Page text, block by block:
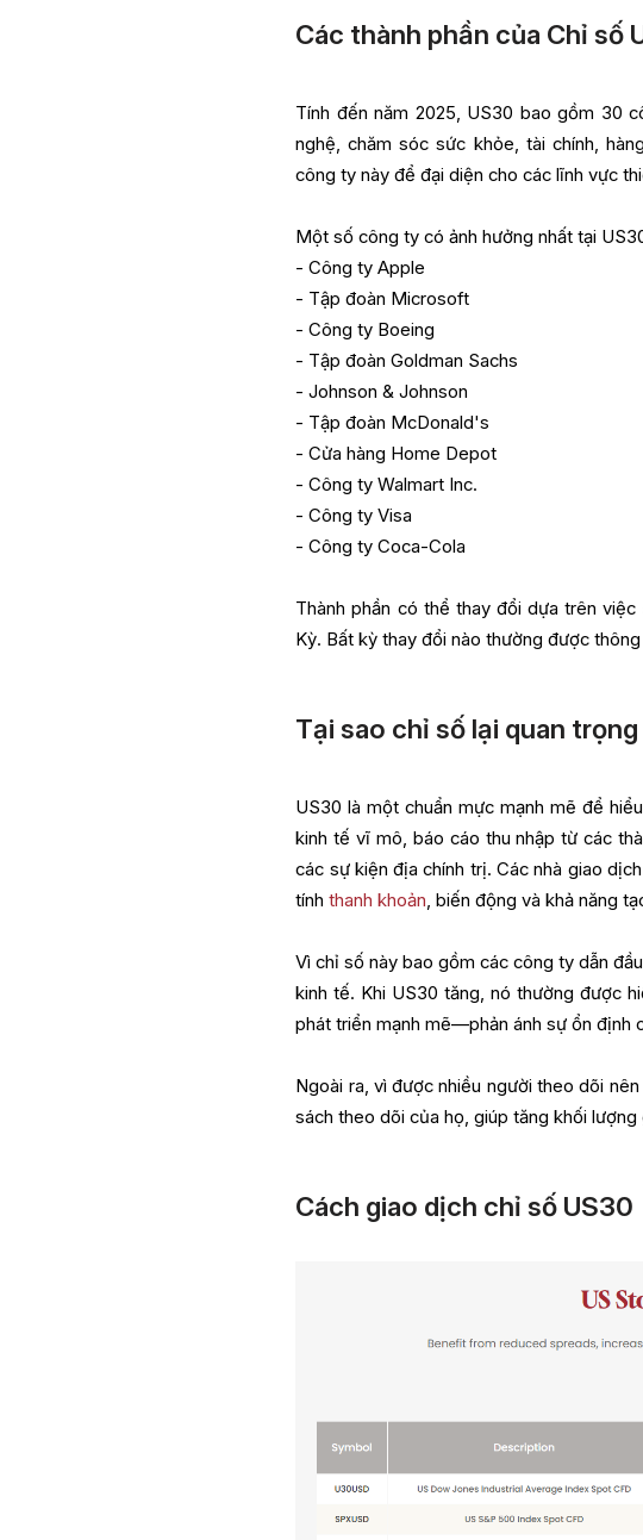
Các thành phần của Chỉ số
Tính đến năm 2025, US30 bao gồm 30
nghệ, chăm sóc sức khỏe, tài chính,
công ty này để đại diện cho các lĩnh vực
Một số công ty có ảnh hưởng nhất tại
- Công ty Apple
- Tập đoàn Microsoft
- Công ty Boeing
- Tập đoàn Goldman Sachs
- Johnson & Johnson
- Tập đoàn McDonald's
- Cửa hàng Home Depot
- Công ty Walmart Inc.
- Công ty Visa
- Công ty Coca-Cola
Thành phần có thể thay đổi dựa trên
Kỳ. Bất kỳ thay đổi nào thường được
Tại sao chỉ số lại quan
US30 là một chuẩn mực mạnh mẽ để
kinh tế vĩ mô, báo cáo thu nhập từ các
các sự kiện địa chính trị. Các nhà giao
tínhthanh khoản, biến động và khả năng
Vì chỉ số này bao gồm các công ty dẫn
kinh tế. Khi US30 tăng, nó thường được
phát triển mạnh mẽ—phản ánh sự ổn định
Ngoài ra, vì được nhiều người theo dõi
sách theo dõi của họ, giúp tăng khối
Cách giao dịch chỉ số US30